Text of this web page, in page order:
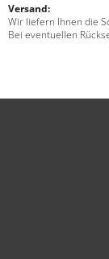
Versand:
Wir liefern Ihnen die
Bei eventuellen